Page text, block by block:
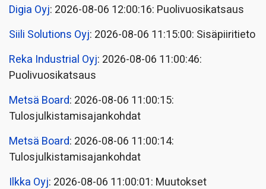
Digia Oyj: 2026-08-06 12:00:16: Puolivuosikatsaus
Siili Solutions Oyj: 2026-08-06 11:15:00: Sisäpiiritieto
Reka Industrial Oyj: 2026-08-06 11:00:46:
Puolivuosikatsaus
Metsä Board: 2026-08-06 11:00:15:
Tulosjulkistamisajankohdat
Metsä Board: 2026-08-06 11:00:14:
Tulosjulkistamisajankohdat
Ilkka Oyj: 2026-08-06 11:00:01: Muutokset